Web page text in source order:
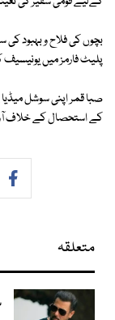
بچوں کی فلاح و بہبود
پلیٹ فارمز میں
صبا قمر اپنی سوشل میڈیا
کے استحصال کے خلاف
متعلقہ